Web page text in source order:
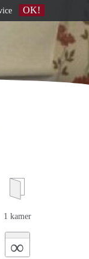
1 kamer
∞
OK!